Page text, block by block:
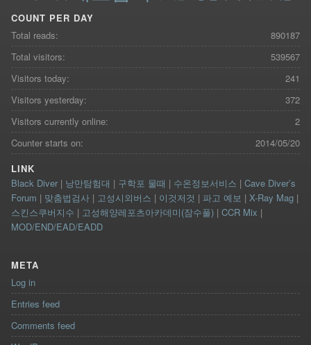
COUNT PER DAY
890187
Total reads:
539567
Total visitors:
241
Visitors today:
372
Visitors yesterday:
2
Visitors currently online:
2014/05/20
Counter starts on:
LINK
Black Diver| 낭만탐험대 | 구학포 물때 | 수온정보서비스 | Cave Diver’s
Forum | 맞춤법검사| 고성시외버스 | 이것저것 | 파고 예보 | X-Ray Mag|
스킨스쿠버지수 | 고성해양레포츠아카데미(잠수풀)| CCR Mix |
MOD/END/EAD/EADD
META
Log in
Entries feed
Comments feed